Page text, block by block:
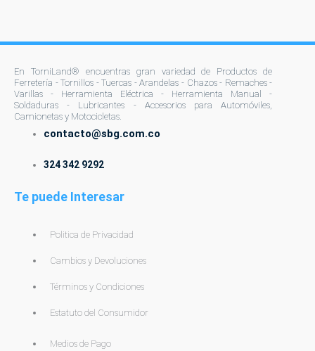
En TorniLand® encuentras gran variedad de Productos de
Ferretería - Tornillos - Tuercas - Arandelas - Chazos - Remaches -
Varillas - Herramienta Eléctrica - Herramienta Manual -
Soldaduras - Lubricantes - Accesorios para Automóviles,
Camionetas y Motocicletas.
contacto@sbg.com.co
324 342 9292
Te puede Interesar
Politica de Privacidad
Cambios y Devoluciones
Términos y Condiciones
Estatuto del Consumidor
Medios de Pago